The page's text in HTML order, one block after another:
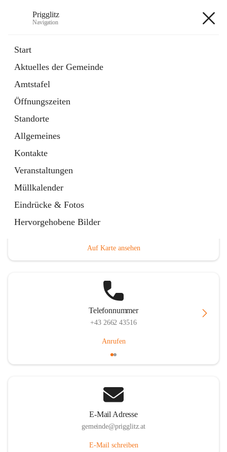
Prigglitz
Navigation
Start
Aktuelles der Gemeinde
Amtstafel
Öffnungszeiten
Standorte
Allgemeines
Kontakte
Veranstaltungen
Müllkalender
Eindrücke & Fotos
Hervorgehobene Bilder
Externe Webseite
in
Tab
Gemeindezeitung
Ordner
öffnet
in
neuem
Tab
Hauptadresse
Auf Karte ansehen
Telefonnummer
+43 2662 43516
Anrufen
E-Mail Adresse
gemeinde@prigglitz.at
E-Mail schreiben